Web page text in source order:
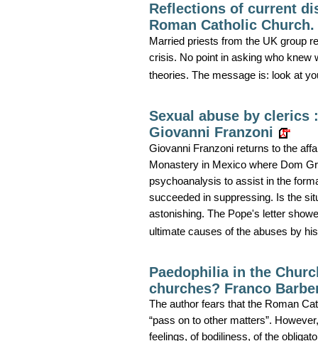
Reflections of current
Roman Catholic
Married priests from the UK group
crisis. No point in asking who knew
theories. The message is: look at
Sexual abuse by clerics
Giovanni Franzoni
Giovanni Franzoni returns to the
Monastery in Mexico where Dom
psychoanalysis to assist in the
succeeded in suppressing. Is the
astonishing. The Pope's letter
ultimate causes of the abuses by
Paedophilia in the
churches? Franco
The author fears that the Roman
“pass on to other matters”.
feelings, of bodiliness, of the